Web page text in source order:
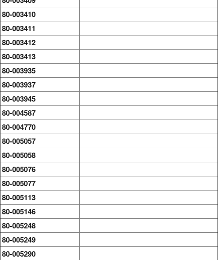
80-003410
80-003411
80-003412
80-003413
80-003935
80-003937
80-003945
80-004587
80-004770
80-005057
80-005058
80-005076
80-005077
80-005113
80-005146
80-005248
80-005249
80-005290